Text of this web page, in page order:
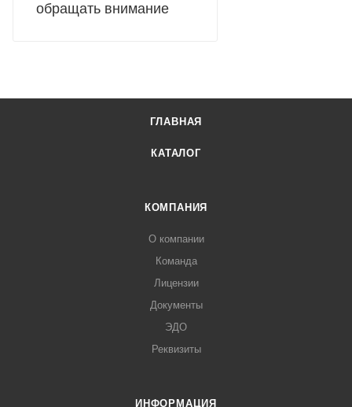
обращать внимание
ГЛАВНАЯ
КАТАЛОГ
КОМПАНИЯ
О компании
Команда
Лицензии
Документы
ЭДО
Реквизиты
ИНФОРМАЦИЯ